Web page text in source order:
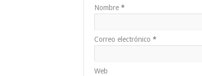
Nombre *
Correo electrónico *
Web